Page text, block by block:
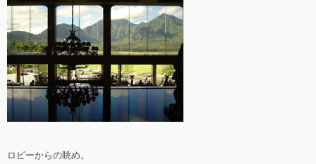
ロビーからの眺め。